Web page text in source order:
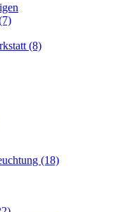
(8)
(18)